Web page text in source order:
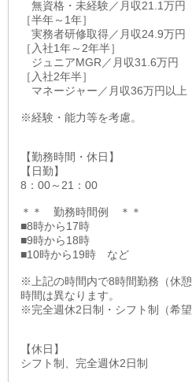
無資格・未経験／月収21.1万円
［半年～1年］
実務者研修取得／月収24.9万円
［入社1年～2年半］
ジュニアMGR／月収31.6万円
［入社2年半］
マネージャー／月収36万円以上
※経験・能力等を考慮。
【勤務時間・休日】
【日勤】
8：00～21：00
＊＊ 勤務時間例 ＊＊
■8時から17時
■9時から18時
■10時から19時 など
※上記の時間内で8時間勤務（休
時間は異なります。
※完全週休2日制・シフト制（希望
【休日】
シフト制、完全週休2日制